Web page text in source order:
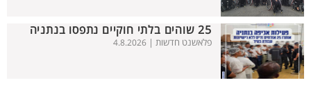
25 שוהים בלתי חוקיים נתפסו בנתניה
פלאשנט חדשות | 4.8.2026